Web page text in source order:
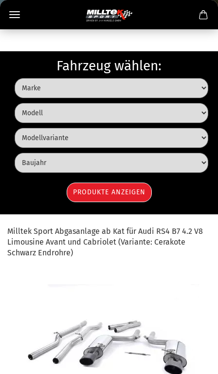
Fahrzeug wählen:
Milltek Sport Abgasanlage ab Kat für Audi RS4 B7 4.2 V8
Limousine Avant und Cabriolet (Variante: Cerakote
Schwarz Endrohre)